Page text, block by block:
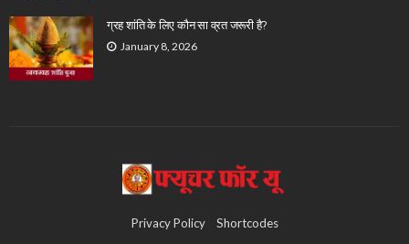
ग्रह शांति के लिए कौन सा व्रत जरूरी है?
January 8, 2026
Privacy Policy Shortcodes